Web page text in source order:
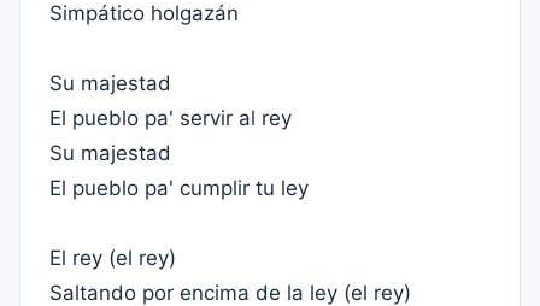
Simpático holgazán
Su majestad
El pueblo pa' servir al rey
Su majestad
El pueblo pa' cumplir tu ley
El rey (el rey)
Saltando por encima de la ley (el rey)